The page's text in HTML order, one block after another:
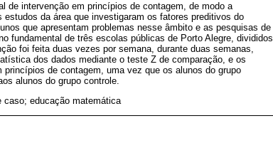
de intervenção em princípios de contagem, de modo a
da área que investigaram os fatores preditivos do
que apresentam problemas nesse âmbito e as pesquisas de
fundamental de três escolas públicas de Porto Alegre, divididos
foi feita duas vezes por semana, durante duas semanas,
dos dados mediante o teste Z de comparação, e os
de contagem, uma vez que os alunos do grupo
alunos do grupo controle.
caso; educação matemática